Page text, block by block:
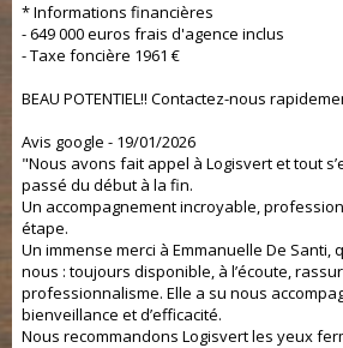
* Informations financières
- 649 000 euros frais d'agence inclus
- Taxe foncière 1961 €
BEAU POTENTIEL!! Contactez-nous
Avis google - 19/01/2026
"Nous avons fait appel à Logisvert et tout
passé du début à la fin.
Un accompagnement incroyable,
étape.
Un immense merci à Emmanuelle De Santi,
nous : toujours disponible, à l’écoute,
professionnalisme. Elle a su nous
bienveillance et d’efficacité.
Nous recommandons Logisvert les yeux